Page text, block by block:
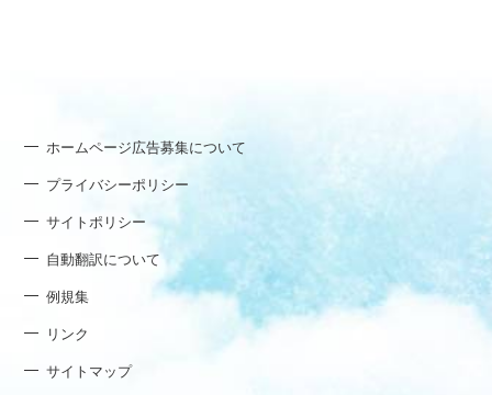
ホームページ広告募集について
プライバシーポリシー
サイトポリシー
自動翻訳について
例規集
リンク
サイトマップ